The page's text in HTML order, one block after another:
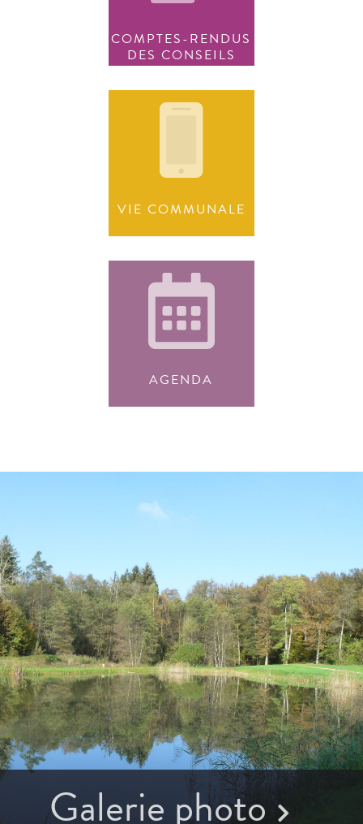
COMPTES-RENDUS
DES CONSEILS
VIE COMMUNALE
AGENDA
Galerie photo